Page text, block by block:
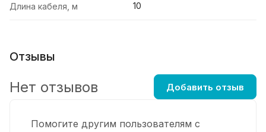
Длина кабеля, м 10
Отзывы
Помогите другим пользователям с
Нет отзывов Добавить отзыв